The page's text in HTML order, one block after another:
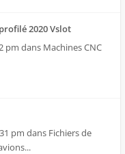
2020 Vslot
pm dans Machines CNC
pm dans Fichiers de